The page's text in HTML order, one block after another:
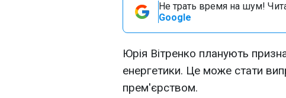
Не трать время на шум!
Google
Юрія Вітренко планують
енергетики. Це може стати
прем'єрством.